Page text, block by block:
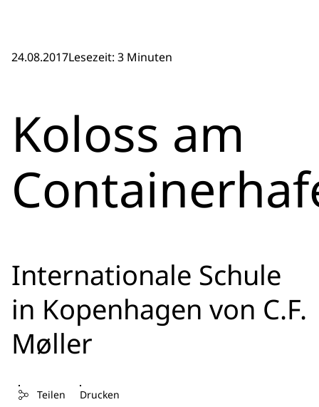
24.08.2017Lesezeit: 3 Minuten
Koloss am
Internationale Schule
in Kopenhagen von C.F.
Møller
Teilen Drucken